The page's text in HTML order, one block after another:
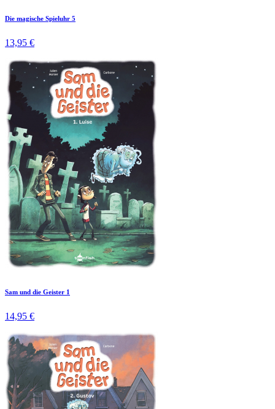
Die magische Spieluhr 5
13,95 €
Sam und die Geister 1
14,95 €